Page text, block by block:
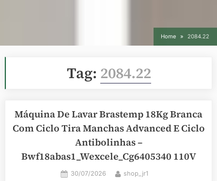
Home 2084.22
Tag: 2084.22
Máquina De Lavar Brastemp 18Kg Branca
Com Ciclo Tira Manchas Advanced E Ciclo
Antibolinhas –
Bwf18abas1_Wexcele_Cg6405340 110V
Posted
30/07/2026 By
shop_jr1